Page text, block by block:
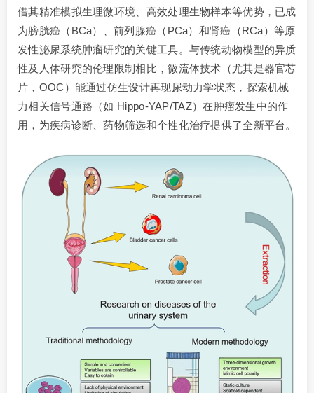
借其精准模拟生理微环境、高效处理生物样本等优势，已成
为膀胱癌（BCa）、前列腺癌（PCa）和肾癌（RCa）等原
发性泌尿系统肿瘤研究的关键工具。与传统动物模型的异质
性及人体研究的伦理限制相比，微流体技术（尤其是器官芯
片，OOC）能通过仿生设计再现尿动力学状态，探索机械
力相关信号通路（如 Hippo-YAP/TAZ）在肿瘤发生中的作
用，为疾病诊断、药物筛选和个性化治疗提供了全新平台。